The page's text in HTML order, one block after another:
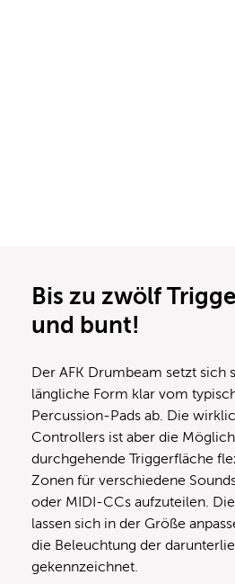
Bis zu zwölf
und bunt!
Der AFK Drumbeam setzt sich
längliche Form klar vom
Percussion-Pads ab. Die
Controllers ist aber die
durchgehende Triggerfläche
Zonen für verschiedene
oder MIDI-CCs aufzuteilen.
lassen sich in der Größe
die Beleuchtung der
gekennzeichnet.